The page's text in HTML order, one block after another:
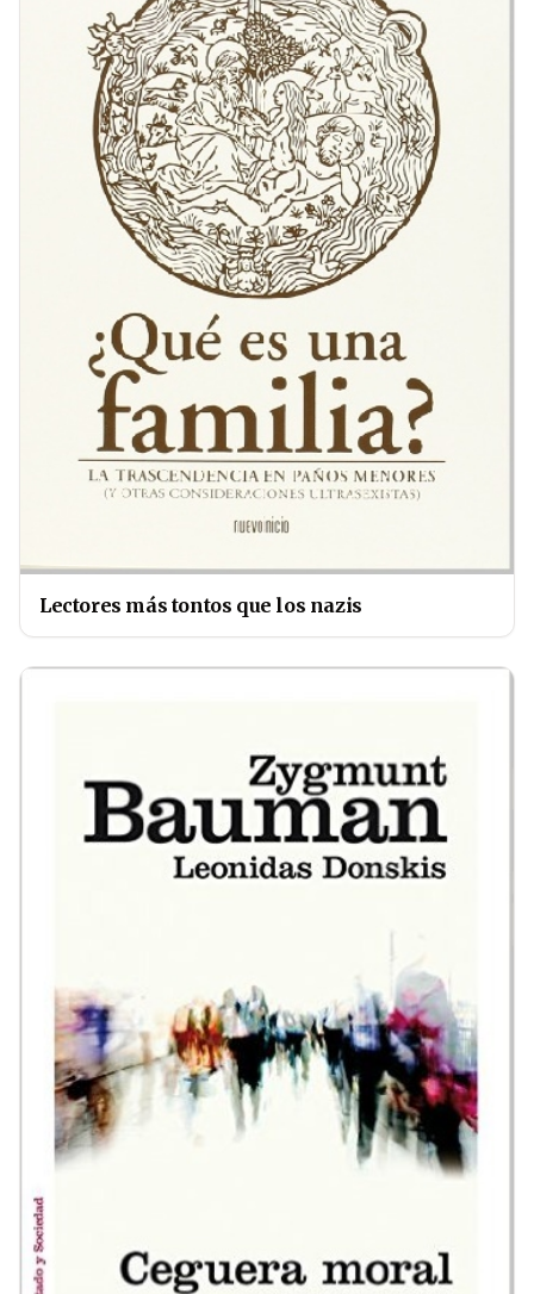
Lectores más tontos que los nazis